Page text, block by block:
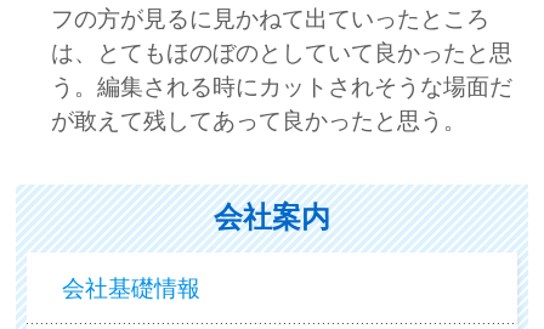
フの方が見るに見かねて出ていったところ
は、とてもほのぼのとしていて良かったと思
う。編集される時にカットされそうな場面だ
が敢えて残してあって良かったと思う。
会社案内
会社基礎情報